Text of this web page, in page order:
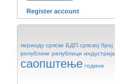
Register account
периоду српске БДП српској број
републике републици индустрија
саопштење године